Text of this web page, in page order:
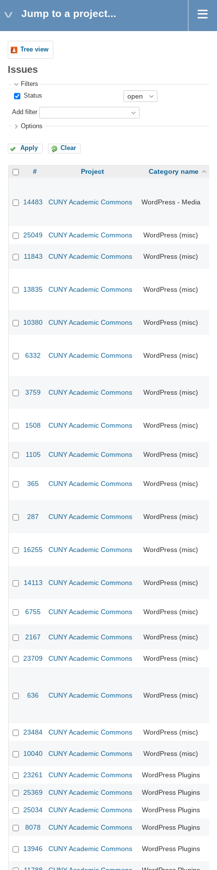
Jump to a project...
Tree view
Issues
Filters
Status
Add filter
Options
Apply Clear
# Project Category name
14483 CUNY Academic Commons WordPress - Media
25049 CUNY Academic Commons WordPress (misc)
11843 CUNY Academic Commons WordPress (misc)
13835 CUNY Academic Commons WordPress (misc)
10380 CUNY Academic Commons WordPress (misc)
6332 CUNY Academic Commons WordPress (misc)
3759 CUNY Academic Commons WordPress (misc)
1508 CUNY Academic Commons WordPress (misc)
1105 CUNY Academic Commons WordPress (misc)
365 CUNY Academic Commons WordPress (misc)
287 CUNY Academic Commons WordPress (misc)
16255 CUNY Academic Commons WordPress (misc)
14113 CUNY Academic Commons WordPress (misc)
6755 CUNY Academic Commons WordPress (misc)
2167 CUNY Academic Commons WordPress (misc)
23709 CUNY Academic Commons WordPress (misc)
636 CUNY Academic Commons WordPress (misc)
23484 CUNY Academic Commons WordPress (misc)
10040 CUNY Academic Commons WordPress (misc)
23261 CUNY Academic Commons WordPress Plugins
25369 CUNY Academic Commons WordPress Plugins
25034 CUNY Academic Commons WordPress Plugins
8078 CUNY Academic Commons WordPress Plugins
13946 CUNY Academic Commons WordPress Plugins